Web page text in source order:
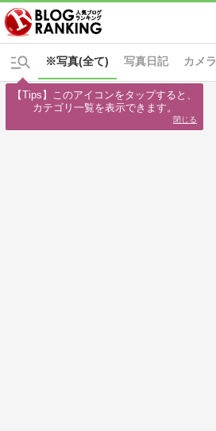
※写真(全て) 写真日記 カメラ
【Tips】このアイコンをタップすると、
カテゴリ一覧を表示できます。
閉じる